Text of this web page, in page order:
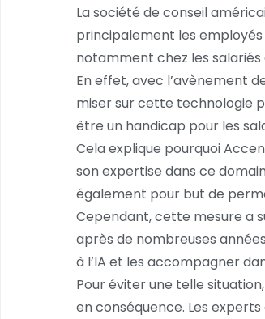
La société de conseil
principalement les
notamment chez les salariés
En effet, avec l’avènement
miser sur cette technologie
être un handicap pour les
Cela explique pourquoi
son expertise dans ce
également pour but de
Cependant, cette mesure a
après de nombreuses
à l’IA et les accompagner
Pour éviter une telle
en conséquence. Les